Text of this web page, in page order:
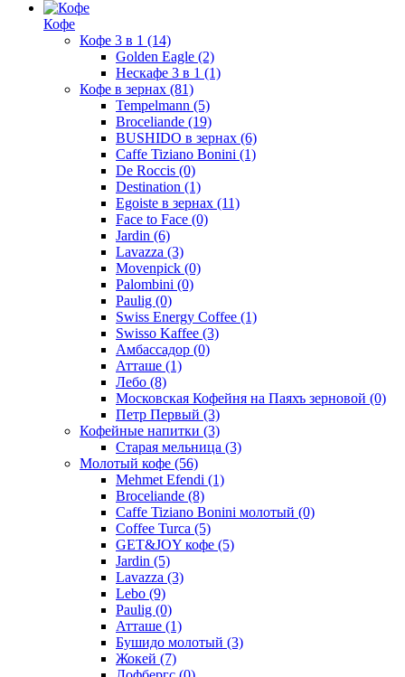
Кофе
Кофе 3 в 1 (14)
Golden Eagle (2)
Нескафе 3 в 1 (1)
Кофе в зернах (81)
Tempelmann (5)
Broceliande (19)
BUSHIDO в зернах (6)
Caffe Tiziano Bonini (1)
De Roccis (0)
Destination (1)
Egoiste в зернах (11)
Face to Face (0)
Jardin (6)
Lavazza (3)
Movenpick (0)
Palombini (0)
Paulig (0)
Swiss Energy Coffee (1)
Swisso Kaffee (3)
Амбассадор (0)
Атташе (1)
Лебо (8)
Московская Кофейня на Паяхъ зерновой (0)
Петр Первый (3)
Кофейные напитки (3)
Старая мельница (3)
Молотый кофе (56)
Mehmet Efendi (1)
Broceliande (8)
Caffe Tiziano Bonini молотый (0)
Coffee Turca (5)
GET&JOY кофе (5)
Jardin (5)
Lavazza (3)
Lebo (9)
Paulig (0)
Атташе (1)
Бушидо молотый (3)
Жокей (7)